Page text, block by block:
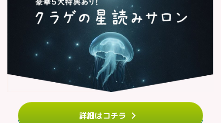
詳細はコチラ